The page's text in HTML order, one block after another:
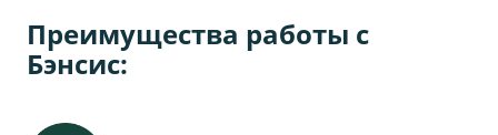
Преимущества работы с
Бэнсис: